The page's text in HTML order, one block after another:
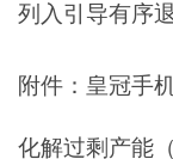
列入引导有序
附件：皇冠手
化解过剩产能